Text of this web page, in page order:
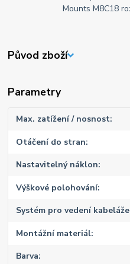
Původ zboží
Parametry
Max. zatížení / nosnost
Otáčení do stran
Nastavitelný náklon
Výškové polohování
Systém pro vedení kabeláže
Montážní materiál
Barva